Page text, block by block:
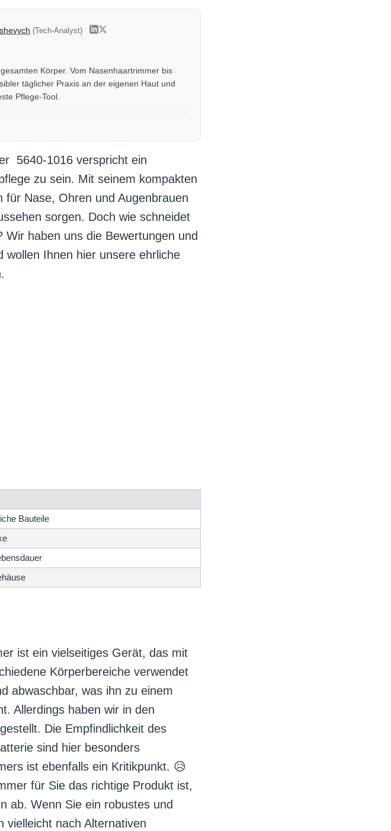
(Tech-Analyst)
Körper. Vom Nasenhaartrimmer bis
täglicher Praxis an der eigenen Haut und
Pflege-Tool.
5640-1016 verspricht ein
zu sein. Mit seinem kompakten
für Nase, Ohren und Augenbrauen
sorgen. Doch wie schneidet
haben uns die Bewertungen und
wollen Ihnen hier unsere ehrliche
Bauteile
ist ein vielseitiges Gerät, das mit
Körperbereiche verwendet
abwaschbar, was ihn zu einem
Allerdings haben wir in den
Die Empfindlichkeit des
sind hier besonders
ist ebenfalls ein Kritikpunkt. 😥
für Sie das richtige Produkt ist,
ab. Wenn Sie ein robustes und
vielleicht nach Alternativen